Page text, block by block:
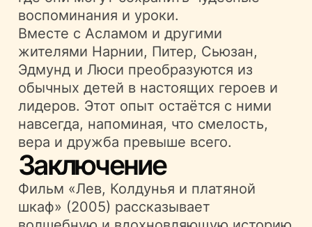
воспоминания и уроки.
Вместе с Асламом и другими
жителями Нарнии, Питер, Сьюзан,
Эдмунд и Люси преобразуются из
обычных детей в настоящих героев и
лидеров. Этот опыт остаётся с ними
навсегда, напоминая, что смелость,
вера и дружба превыше всего.
Заключение
Фильм «Лев, Колдунья и платяной
шкаф» (2005) рассказывает